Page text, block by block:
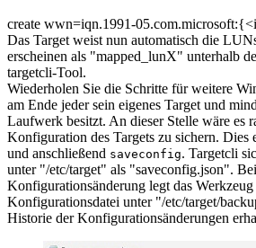
create wwn=iqn.1991-
Das Target weist nun automatisch die
erscheinen als "mapped_lunX" unterhalb
targetcli-Tool.
Wiederholen Sie die Schritte für weitere
am Ende jeder sein eigenes Target und
Laufwerk besitzt. An dieser Stelle wäre es
Konfiguration des Targets zu sichern. Dies
und anschließend saveconfig. Targetcli
unter "/etc/target" als "saveconfig.json".
Konfigurationsänderung legt das
Konfigurationsdatei unter "/etc/target/
Historie der Konfigurationsänderungen